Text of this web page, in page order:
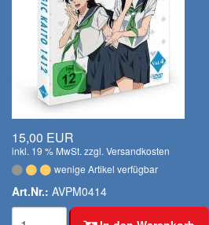
15,00 EUR
inkl. 19 % MwSt. zzgl. Versandkosten
wenige Artikel verfügbar
Art.Nr.: AVPM0414